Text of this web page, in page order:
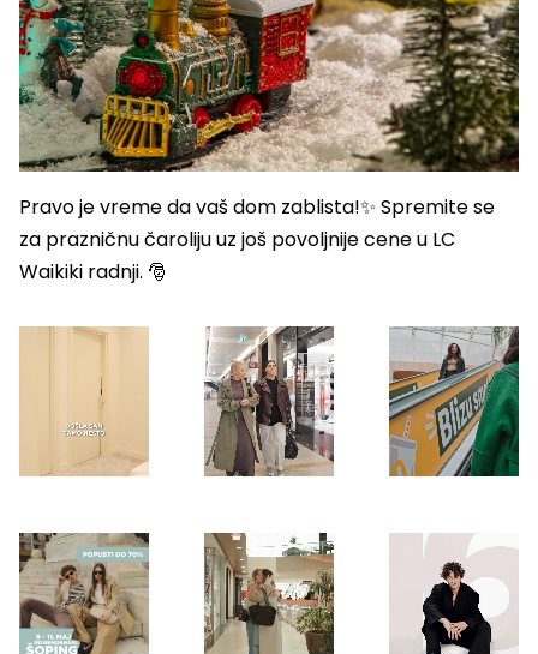
Pravo je vreme da vaš dom zablista!✨ Spremite se
za prazničnu čaroliju uz još povoljnije cene u LC
Waikiki radnji. 🎅